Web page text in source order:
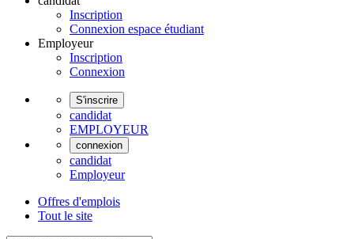
Inscription
Connexion espace étudiant
Employeur
Inscription
Connexion
S'inscrire
candidat
EMPLOYEUR
connexion
candidat
Employeur
Offres d'emplois
Tout le site